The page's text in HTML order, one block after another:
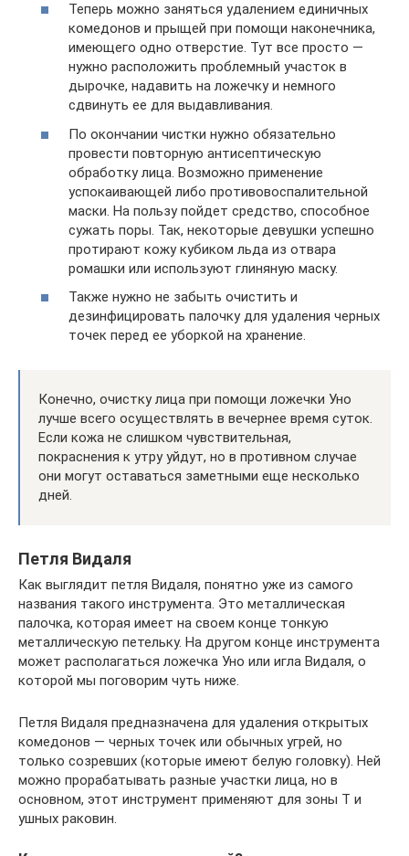
Теперь можно заняться удалением единичных
комедонов и прыщей при помощи наконечника,
имеющего одно отверстие. Тут все просто —
нужно расположить проблемный участок в
дырочке, надавить на ложечку и немного
сдвинуть ее для выдавливания.
По окончании чистки нужно обязательно
провести повторную антисептическую
обработку лица. Возможно применение
успокаивающей либо противовоспалительной
маски. На пользу пойдет средство, способное
сужать поры. Так, некоторые девушки успешно
протирают кожу кубиком льда из отвара
ромашки или используют глиняную маску.
Также нужно не забыть очистить и
дезинфицировать палочку для удаления черных
точек перед ее уборкой на хранение.
Конечно, очистку лица при помощи ложечки Уно
лучше всего осуществлять в вечернее время суток.
Если кожа не слишком чувствительная,
покраснения к утру уйдут, но в противном случае
они могут оставаться заметными еще несколько
дней.
Петля Видаля
Как выглядит петля Видаля, понятно уже из самого
названия такого инструмента. Это металлическая
палочка, которая имеет на своем конце тонкую
металлическую петельку. На другом конце инструмента
может располагаться ложечка Уно или игла Видаля, о
которой мы поговорим чуть ниже.
Петля Видаля предназначена для удаления открытых
комедонов — черных точек или обычных угрей, но
только созревших (которые имеют белую головку). Ней
можно прорабатывать разные участки лица, но в
основном, этот инструмент применяют для зоны Т и
ушных раковин.